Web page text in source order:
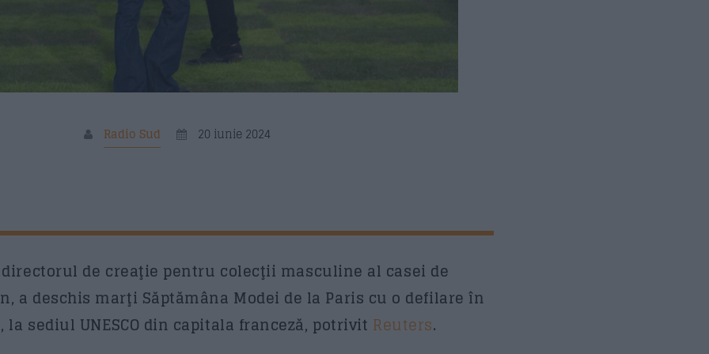
Radio Sud 20 iunie 2024
de creaţie pentru colecţii masculine al casei de
a deschis marţi Săptămâna Modei de la Paris cu o defilare în
la sediul UNESCO din capitala franceză, potrivit Reuters.